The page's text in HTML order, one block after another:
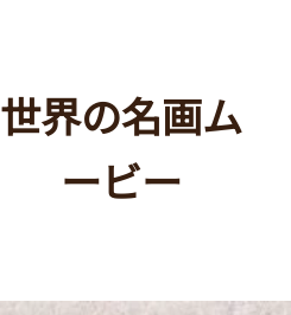
世界の名画ム
ービー